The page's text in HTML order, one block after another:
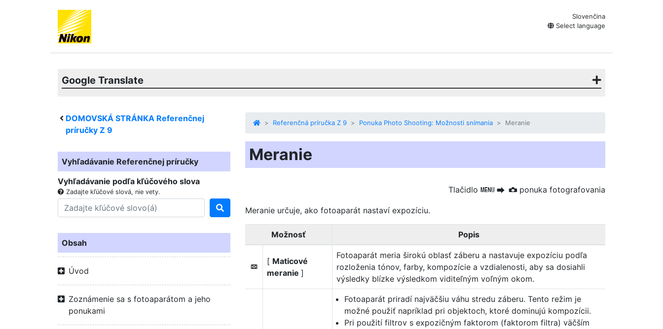
Slovenčina
Select language
Google Translate
DOMOVSKÁ STRÁNKA Referenčnej
príručky Z 9
Vyhľadávanie Referenčnej príručky
Vyhľadávanie podľa kľúčového slova
Zadajte kľúčové slová, nie vety.
Obsah
Úvod
Zoznámenie sa s fotoaparátom a jeho
ponukami
Referenčná príručka Z 9 Ponuka Photo Shooting: Možnosti snímania Meranie
Meranie
Tlačidlo G U C ponuka fotografovania
Meranie určuje, ako fotoaparát nastaví expozíciu.
Možnosť Popis
L
[ Maticové
meranie ]
Fotoaparát meria širokú oblasť záberu a nastavuje expozíciu podľa
rozloženia tónov, farby, kompozície a vzdialenosti, aby sa dosiahli
výsledky blízke výsledkom viditeľným voľným okom.
Fotoaparát priradí najväčšiu váhu stredu záberu. Tento režim je
možné použiť napríklad pri objektoch, ktoré dominujú kompozícii.
Pri použití filtrov s expozičným faktorom (faktorom filtra) väčším